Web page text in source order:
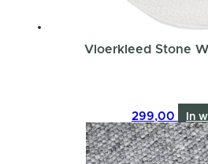
Vloerkleed Stone
299,00 In